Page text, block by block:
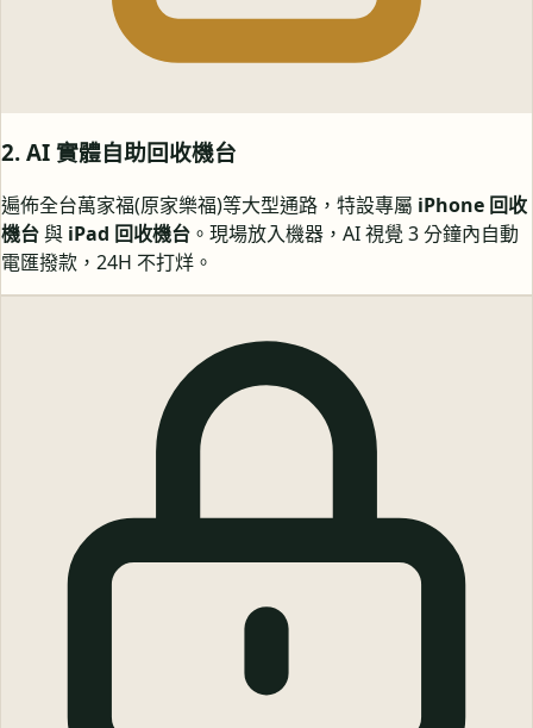
2. AI 實體自助回收機台
遍佈全台萬家福(原家樂福)等大型通路，特設專屬 iPhone 回收
機台與 iPad 回收機台 。現場放入機器，AI 視覺 3 分鐘內自動
電匯撥款，24H 不打烊。